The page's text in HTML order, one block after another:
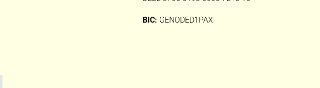
BIC: GENODED1PAX